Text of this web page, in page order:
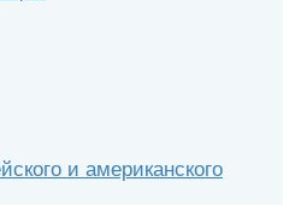
и американского